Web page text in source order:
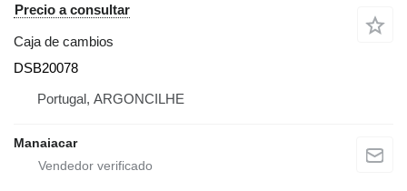
Precio a consultar
Caja de cambios
DSB20078
Portugal, ARGONCILHE
Manaiacar